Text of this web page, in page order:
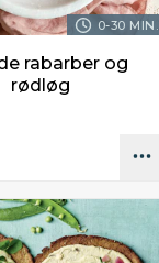
0-30 MIN.
rabarber og
rødløg